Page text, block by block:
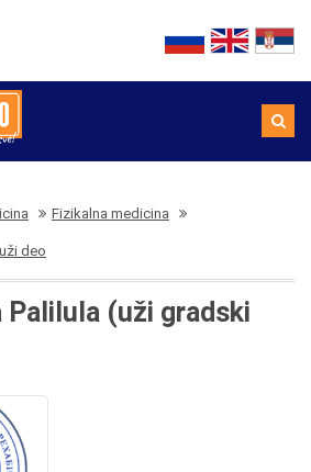
Fizikalna medicina
deo
Palilula (uži gradski